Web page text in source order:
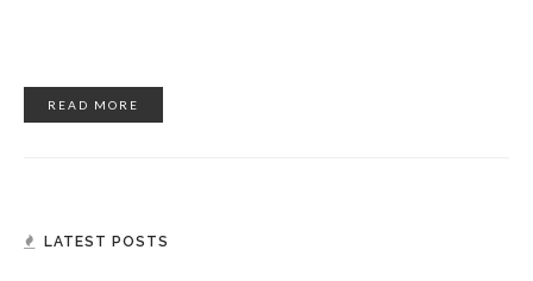
READ MORE
LATEST POSTS